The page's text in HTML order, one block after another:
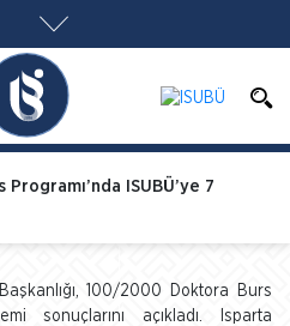
ISUBÜ’ye 7
100/2000 Doktora Burs
sonuçlarını açıkladı. Isparta